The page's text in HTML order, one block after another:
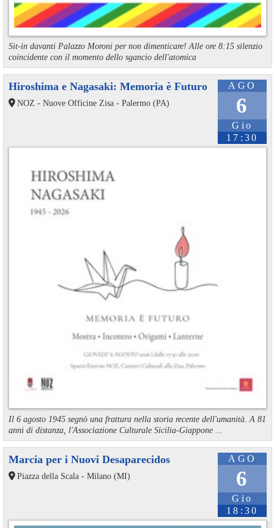
Sit-in davanti Palazzo Moroni per non dimenticare! Alle ore 8:15 silenzio
coincidente con il momento dello sgancio dell'atomica
AGO
6
Gio
17:30
Hiroshima e Nagasaki: Memoria è Futuro
NOZ - Nuove Officine Zisa - Palermo (PA)
Il 6 agosto 1945 segnò una frattura nella storia recente dell'umanità. A 81
anni di distanza, l'Associazione Culturale Sicilia-Giappone ...
AGO
6
Gio
18:30
Marcia per i Nuovi Desaparecidos
Piazza della Scala - Milano (MI)